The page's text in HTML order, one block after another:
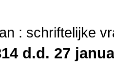
: schriftelijke
d.d. 27